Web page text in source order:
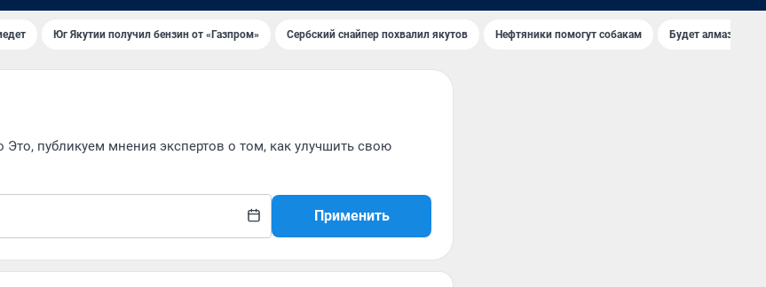
Юг Якутии получил бензин от «Газпром» Сербский снайпер похвалил якутов Нефтяники помогут собакам Будет алмазный
публикуем мнения экспертов о том, как улучшить свою
Применить